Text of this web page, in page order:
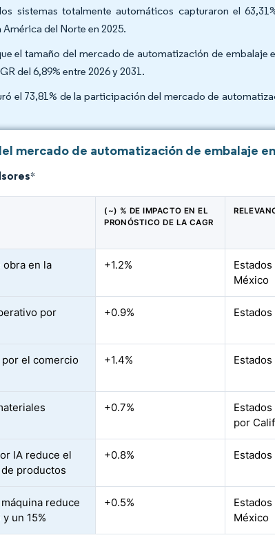
sistemas totalmente automáticos capturaron el
del Norte en 2025.
el tamaño del mercado de automatización de embalaje
del 6,89% entre 2026 y 2031.
el 73,81% de la participación del mercado de
mercado de automatización de embalaje
*
(~) % DE IMPACTO EN EL
PRONÓSTICO DE LA CAGR
obra en la
+1.2%
México
por
+0.9%
el comercio
+1.4%
+0.7%
por
IA reduce el
productos
+0.8%
reduce
un 15%
+0.5%
México